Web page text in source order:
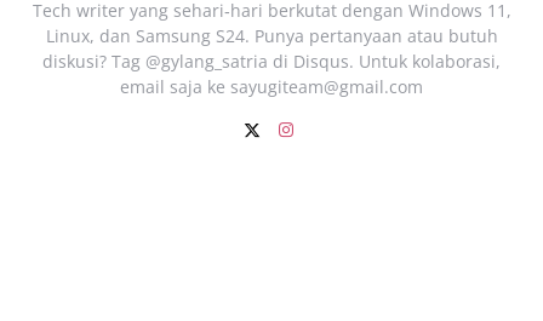
Tech writer yang sehari‑hari berkutat dengan Windows 11,
Linux, dan Samsung S24. Punya pertanyaan atau butuh
diskusi? Tag @gylang_satria di Disqus. Untuk kolaborasi,
email saja ke sayugiteam@gmail.com